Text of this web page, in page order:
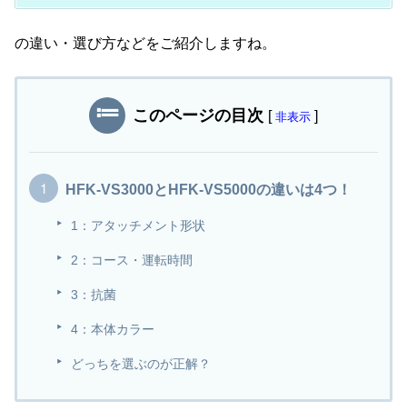
の違い・選び方などをご紹介しますね。
このページの目次 [ 非表示 ]
HFK-VS3000とHFK-VS5000の違いは4つ！
1：アタッチメント形状
2：コース・運転時間
3：抗菌
4：本体カラー
どっちを選ぶのが正解？